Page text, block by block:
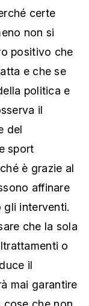
certe
non si
positivo che
e che se
politica e
il
del
sport
è grazie al
affinare
gli interventi.
che la sola
o
il
mai garantire